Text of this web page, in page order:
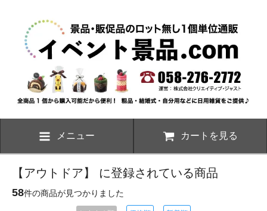
メニュー カートを見る
【アウトドア】 に登録されている商品
58件の商品が見つかりました